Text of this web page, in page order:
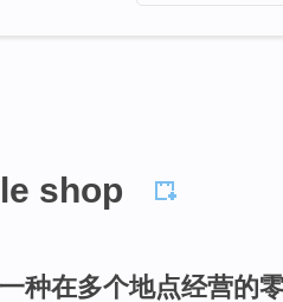
shop
种在多个地点经营的